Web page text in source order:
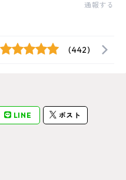
通報する
(442)
LINE ポスト